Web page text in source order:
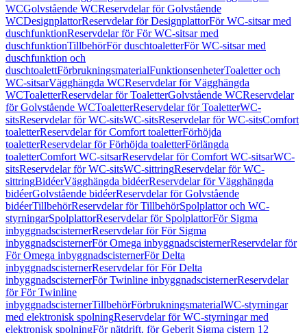
WCGolvstående WCReservdelar för Golvstående
WCDesignplattorReservdelar för DesignplattorFör WC-sitsar med
duschfunktionReservdelar för För WC-sitsar med
duschfunktionTillbehörFör duschtoaletterFör WC-sitsar med
duschfunktion och
duschtoalettFörbrukningsmaterialFunktionsenheterToaletter och
WC-sitsarVägghängda WCReservdelar för Vägghängda
WCToaletterReservdelar för ToaletterGolvstående WCReservdelar
för Golvstående WCToaletterReservdelar för ToaletterWC-
sitsReservdelar för WC-sitsWC-sitsReservdelar för WC-sitsComfort
toaletterReservdelar för Comfort toaletterFörhöjda
toaletterReservdelar för Förhöjda toaletterFörlängda
toaletterComfort WC-sitsarReservdelar för Comfort WC-sitsarWC-
sitsReservdelar för WC-sitsWC-sittringReservdelar för WC-
sittringBidéerVägghängda bidéerReservdelar för Vägghängda
bidéerGolvstående bidéerReservdelar för Golvstående
bidéerTillbehörReservdelar för TillbehörSpolplattor och WC-
styrningarSpolplattorReservdelar för SpolplattorFör Sigma
inbyggnadscisternerReservdelar för För Sigma
inbyggnadscisternerFör Omega inbyggnadscisternerReservdelar för
För Omega inbyggnadscisternerFör Delta
inbyggnadscisternerReservdelar för För Delta
inbyggnadscisternerFör Twinline inbyggnadscisternerReservdelar
för För Twinline
inbyggnadscisternerTillbehörFörbrukningsmaterialWC-styrningar
med elektronisk spolningReservdelar för WC-styrningar med
elektronisk spolningFör nätdrift, för Geberit Sigma cistern 12